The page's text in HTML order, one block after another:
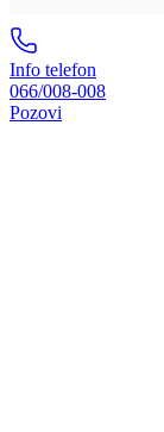
Info telefon
066/008-008
Pozovi